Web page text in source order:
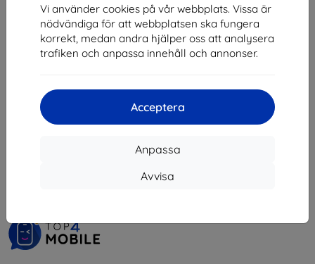
Vi använder cookies på vår webbplats. Vissa är
nödvändiga för att webbplatsen ska fungera
korrekt, medan andra hjälper oss att analysera
trafiken och anpassa innehåll och annonser.
Acceptera
Anpassa
Avvisa
247 kr
222 kr
I lager 4 st